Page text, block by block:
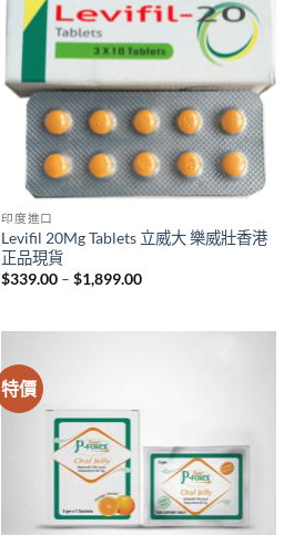
印度進口
Levifil 20Mg Tablets 立威大 樂威壯香港
正品現貨
$339.00 – $1,899.00Price
特價